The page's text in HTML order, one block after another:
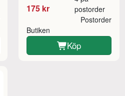
175 kr
postorder
Butiken
Postorder
Köp